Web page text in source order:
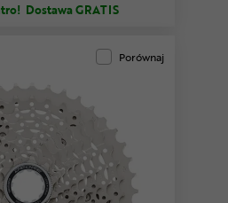
Dostawa GRATIS
Porównaj